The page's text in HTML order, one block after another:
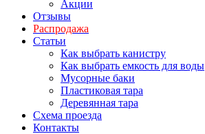
Акции
Отзывы
Распродажа
Статьи
Как выбрать канистру
Как выбрать емкость для воды
Мусорные баки
Пластиковая тара
Деревянная тара
Схема проезда
Контакты